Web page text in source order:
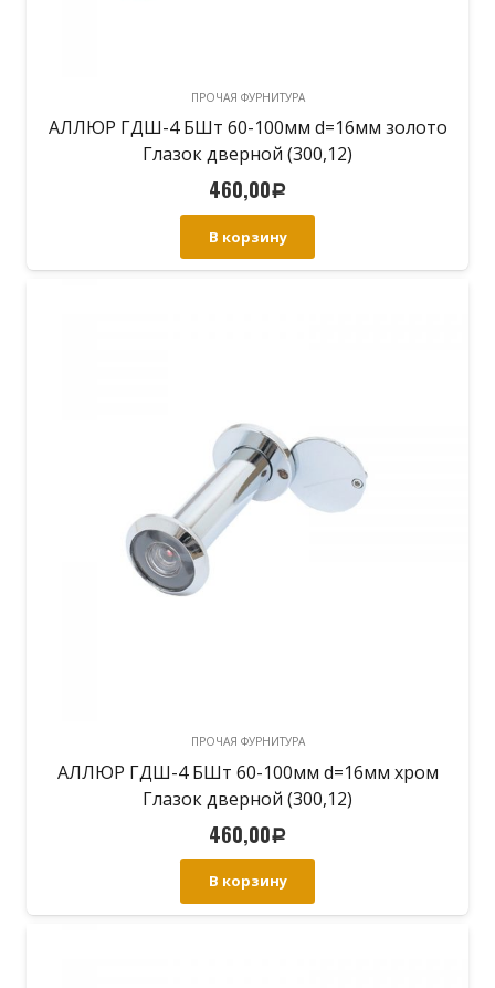
ПРОЧАЯ ФУРНИТУРА
АЛЛЮР ГДШ-4 БШт 60-100мм d=16мм золото
Глазок дверной (300,12)
460,00Р
В корзину
ПРОЧАЯ ФУРНИТУРА
АЛЛЮР ГДШ-4 БШт 60-100мм d=16мм хром
Глазок дверной (300,12)
460,00Р
В корзину